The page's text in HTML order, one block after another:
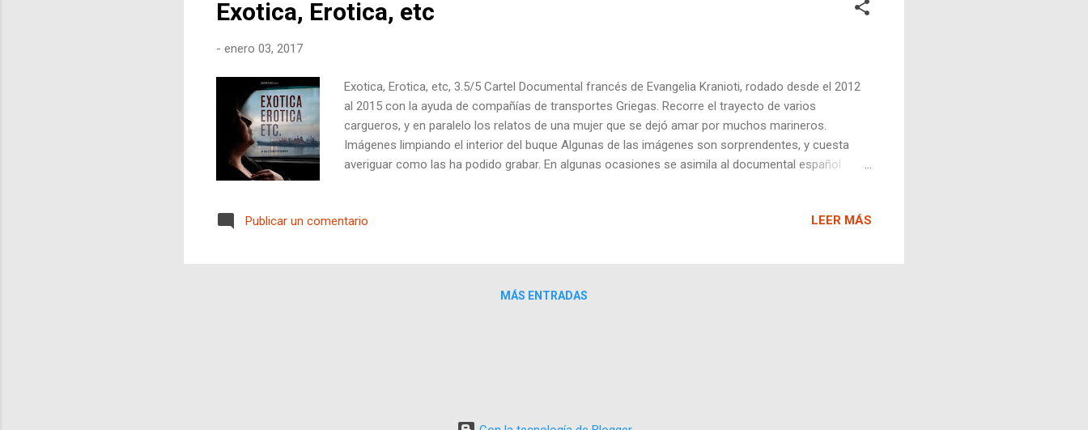
Exotica, Erotica, etc
- enero 03, 2017
Exotica, Erotica, etc, 3.5/5 Cartel Documental francés de Evangelia Kranioti, rodado desde el 2012
al 2015 con la ayuda de compañías de transportes Griegas. Recorre el trayecto de varios
cargueros, y en paralelo los relatos de una mujer que se dejó amar por muchos marineros.
Imágenes limpiando el interior del buque Algunas de las imágenes son sorprendentes, y cuesta
averiguar como las ha podido grabar. En algunas ocasiones se asimila al documental español
algo tan terrenal y humano como el sexo en los puertos.
Publicar un comentario LEER MÁS
MÁS ENTRADAS